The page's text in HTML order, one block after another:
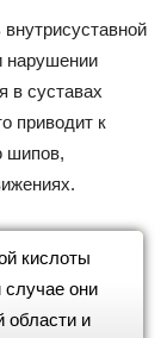
нарушении
в суставах
приводит к
шипов,
кислоты
случае они
области и